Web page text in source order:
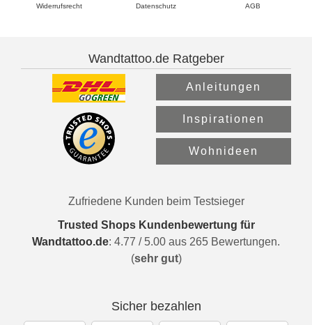
Widerrufsrecht Datenschutz AGB
Wandtattoo.de Ratgeber
Anleitungen
Inspirationen
Wohnideen
Zufriedene Kunden beim Testsieger
Trusted Shops Kundenbewertung für
Wandtattoo.de: 4.77 / 5.00 aus 265 Bewertungen.
(sehr gut)
Sicher bezahlen